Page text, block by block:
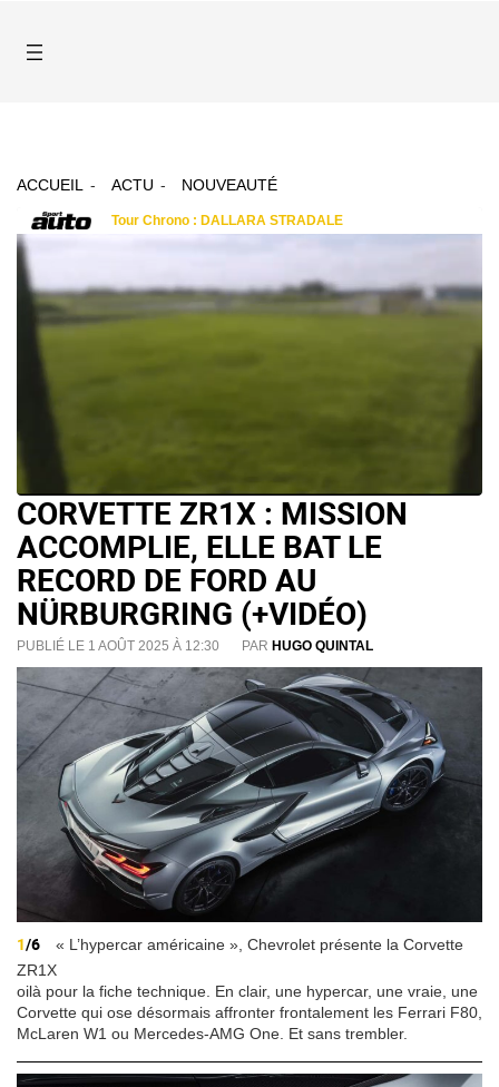
ACCUEIL ACTU NOUVEAUTÉ
CORVETTE ZR1X : MISSION
ACCOMPLIE, ELLE BAT LE
RECORD DE FORD AU
NÜRBURGRING (+VIDÉO)
PUBLIÉ LE 1 AOÛT 2025 À 12:30 PAR HUGO QUINTAL
1/6
« L’hypercar américaine », Chevrolet présente la Corvette
ZR1X
oilà pour la fiche technique. En clair, une hypercar, une vraie, une
Corvette qui ose désormais affronter frontalement les Ferrari F80,
McLaren W1 ou Mercedes-AMG One. Et sans trembler.